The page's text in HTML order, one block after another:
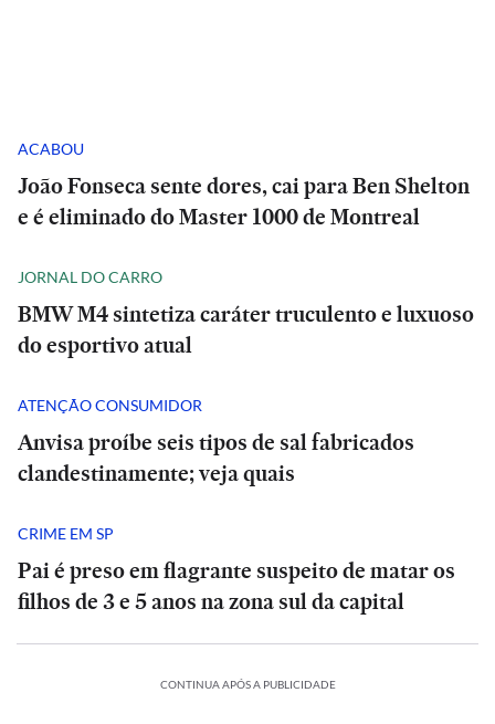
ACABOU
João Fonseca sente dores, cai para Ben Shelton
e é eliminado do Master 1000 de Montreal
JORNAL DO CARRO
BMW M4 sintetiza caráter truculento e luxuoso
do esportivo atual
ATENÇÃO CONSUMIDOR
Anvisa proíbe seis tipos de sal fabricados
clandestinamente; veja quais
CRIME EM SP
Pai é preso em flagrante suspeito de matar os
filhos de 3 e 5 anos na zona sul da capital
CONTINUA APÓS A PUBLICIDADE